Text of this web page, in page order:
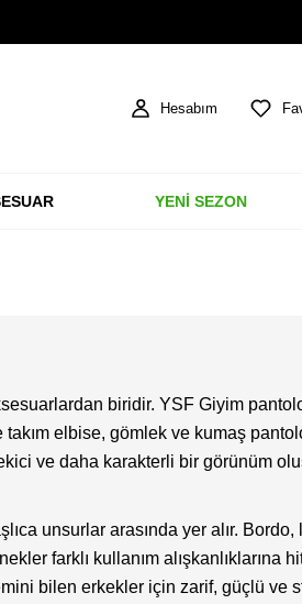
Hesabım
YENİ SEZON
biridir. YSF Giyim
elbise, gömlek ve kumaş
ve daha karakterli bir görünüm
unsurlar arasında yer alır.
farklı kullanım alışkanlıklarına
bilen erkekler için zarif, güçlü ve